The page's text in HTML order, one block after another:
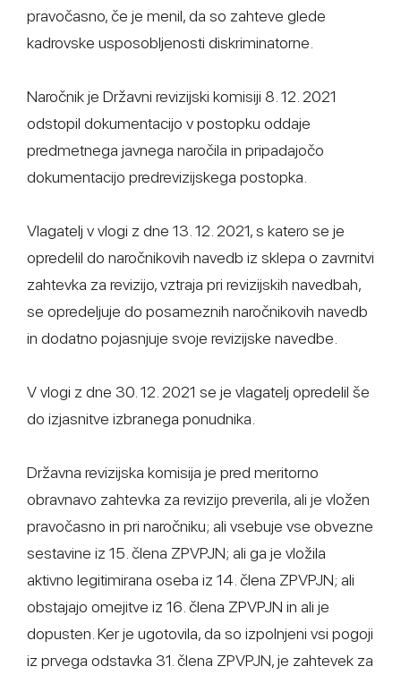
pravočasno, če je menil, da so zahteve glede
kadrovske usposobljenosti diskriminatorne.
Naročnik je Državni revizijski komisiji 8. 12. 2021
odstopil dokumentacijo v postopku oddaje
predmetnega javnega naročila in pripadajočo
dokumentacijo predrevizijskega postopka.
Vlagatelj v vlogi z dne 13. 12. 2021, s katero se je
opredelil do naročnikovih navedb iz sklepa o zavrnitvi
zahtevka za revizijo, vztraja pri revizijskih navedbah,
se opredeljuje do posameznih naročnikovih navedb
in dodatno pojasnjuje svoje revizijske navedbe.
V vlogi z dne 30. 12. 2021 se je vlagatelj opredelil še
do izjasnitve izbranega ponudnika.
Državna revizijska komisija je pred meritorno
obravnavo zahtevka za revizijo preverila, ali je vložen
pravočasno in pri naročniku; ali vsebuje vse obvezne
sestavine iz 15. člena ZPVPJN; ali ga je vložila
aktivno legitimirana oseba iz 14. člena ZPVPJN; ali
obstajajo omejitve iz 16. člena ZPVPJN in ali je
dopusten. Ker je ugotovila, da so izpolnjeni vsi pogoji
iz prvega odstavka 31. člena ZPVPJN, je zahtevek za